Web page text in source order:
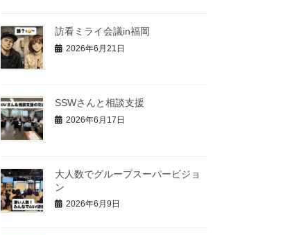
訪看ミライ会議in福岡
2026年6月21日
SSWさんと相談支援
2026年6月17日
大人数でグループスーパービジョ
ン
2026年6月9日